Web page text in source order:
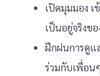
เปิดมุมมอง เ
เป็นอยู่จริงข
ฝึกฝนการดูแ
ร่วมกับเพื่อน